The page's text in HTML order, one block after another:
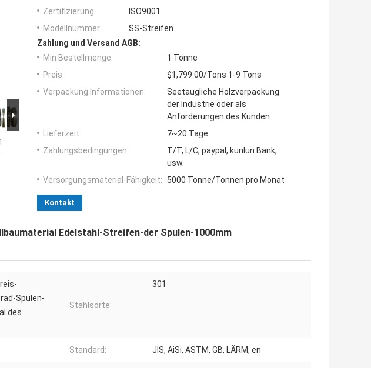
Zertifizierung:
ISO9001
Modellnummer:
SS-Streifen
Zahlung und Versand AGB:
Min Bestellmenge:
1 Tonne
Preis:
$1,799.00/Tons 1-9 Tons
Verpackung Informationen:
Seetaugliche Holzverpackung
der Industrie oder als
Anforderungen des Kunden
Lieferzeit:
7~20 Tage
Zahlungsbedingungen:
T/T, L/C, paypal, kunlun Bank,
usw.
Versorgungsmaterial-Fähigkeit:
5000 Tonne/Tonnen pro Monat
Kontakt
Edelstahl-Streifen-der Spulen-1000mm
Spulen-
des
Stahlsorte:
301
Standard: JIS, AiSi, ASTM, GB, LÄRM, en